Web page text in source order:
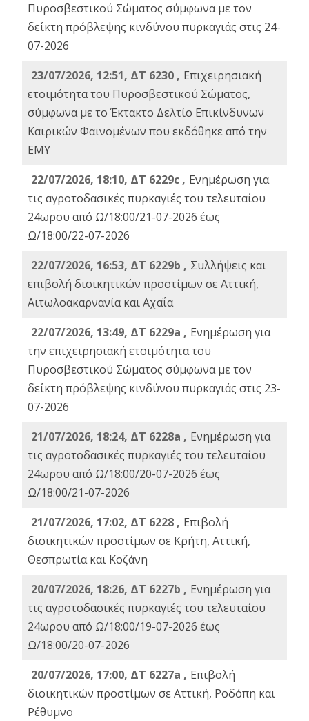
Πυροσβεστικού Σώματος σύμφωνα με τον
δείκτη πρόβλεψης κινδύνου πυρκαγιάς στις 24-
07-2026
23/07/2026, 12:51, ΔΤ 6230 , Επιχειρησιακή
ετοιμότητα του Πυροσβεστικού Σώματος,
σύμφωνα με το Έκτακτο Δελτίο Επικίνδυνων
Καιρικών Φαινομένων που εκδόθηκε από την
ΕΜΥ
22/07/2026, 18:10, ΔΤ 6229c , Ενημέρωση για
τις αγροτοδασικές πυρκαγιές του τελευταίου
24ωρου από Ω/18:00/21-07-2026 έως
Ω/18:00/22-07-2026
22/07/2026, 16:53, ΔΤ 6229b , Σuλλήψεις και
επιβολή διοικητικών προστίμων σε Αττική,
Αιτωλοακαρνανία και Αχαΐα
22/07/2026, 13:49, ΔΤ 6229a , Ενημέρωση για
την επιχειρησιακή ετοιμότητα του
Πυροσβεστικού Σώματος σύμφωνα με τον
δείκτη πρόβλεψης κινδύνου πυρκαγιάς στις 23-
07-2026
21/07/2026, 18:24, ΔΤ 6228a , Ενημέρωση για
τις αγροτοδασικές πυρκαγιές του τελευταίου
24ωρου από Ω/18:00/20-07-2026 έως
Ω/18:00/21-07-2026
21/07/2026, 17:02, ΔΤ 6228 , Επιβολή
διοικητικών προστίμων σε Κρήτη, Αττική,
Θεσπρωτία και Κοζάνη
20/07/2026, 18:26, ΔΤ 6227b , Ενημέρωση για
τις αγροτοδασικές πυρκαγιές του τελευταίου
24ωρου από Ω/18:00/19-07-2026 έως
Ω/18:00/20-07-2026
20/07/2026, 17:00, ΔΤ 6227a , Επιβολή
διοικητικών προστίμων σε Αττική, Ροδόπη και
Ρέθυμνο